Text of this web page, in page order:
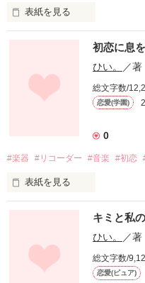
(君は、花火に似ていた)
❀
桜の愛図
( その花びらが、恋の合図 )
*執筆開始…20170215
日生 彩(ひなせ あや)
明るい文芸部員
金井 章(かねい あきら)
ツンデレヤンキー
－－－－－－－－－－－－－
恋文参考書
－－－－－－－－－－－－－
隣からいなくなって、しま
「明日、僕と結婚しよう」
浅倉 正人(あさくら まさと)
いつも笑顔の18歳
本田 ちひろ(ほんだ ちひろ)
甘えられない16歳
表紙を見る
この関係が歪んでいるとわ
君を縛るだけだとわかって
手放したくなかった。
そういう、哀しい恋だった
君にとっての過去の
私にとっての現在で
重なったこの瞬間に
重ならない願いごと
初恋に息
ひい。 ／著
総文字数/
恋愛(学園)
0
#楽器 #リコーダー #音楽 #初恋
表紙を見る
あんたがあまりにも
嬉しそうに名前を呼んで、
キミと私
ひい。 ／著
総文字数/
恋愛(ピュア)